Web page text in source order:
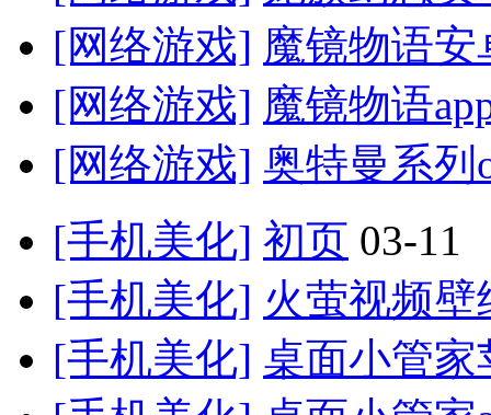
[网络游戏] 魔镜物语安
[网络游戏] 魔镜物语
[网络游戏] 奥特曼系
[手机美化] 初页 03-11
[手机美化] 火萤视频壁
[手机美化] 桌面小管家